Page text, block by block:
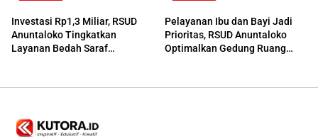
Investasi Rp1,3 Miliar, RSUD
Anuntaloko Tingkatkan
Layanan Bedah Saraf
Pelayanan Ibu dan Bayi Jadi
Prioritas, RSUD Anuntaloko
Optimalkan Gedung Ruang